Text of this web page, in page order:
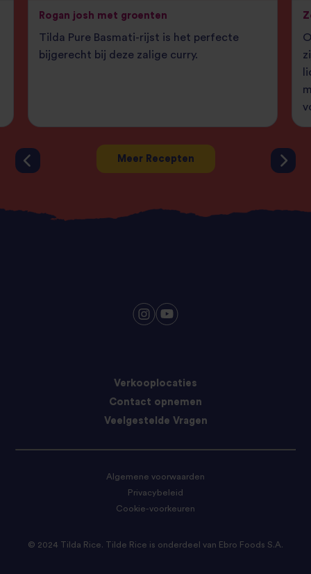
Rogan josh met groenten
Tilda Pure Basmati-rijst is het perfecte
bijgerecht bij deze zalige curry.
Meer Recepten
Verkooplocaties
Contact opnemen
Veelgestelde Vragen
Algemene voorwaarden
Privacybeleid
Cookie-voorkeuren
© 2024 Tilda Rice. Tilde Rice is onderdeel van Ebro Foods S.A.